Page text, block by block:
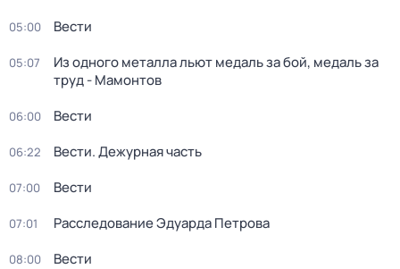
05:00 Вести
05:07
Из одного металла льют медаль за бой, медаль за
труд - Мамонтов
06:00 Вести
06:22 Вести. Дежурная часть
07:00 Вести
07:01 Расследование Эдуарда Петрова
08:00 Вести